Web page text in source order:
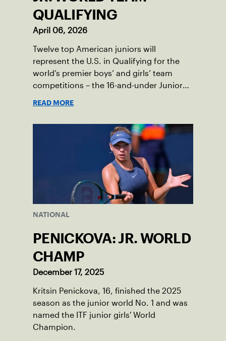
QUALIFYING
April 06, 2026
Twelve top American juniors will
represent the U.S. in Qualifying for the
world’s premier boys’ and girls’ team
competitions – the 16-and-under Junior
READ MORE
NATIONAL
PENICKOVA: JR. WORLD
CHAMP
December 17, 2025
Kritsin Penickova, 16, finished the 2025
season as the junior world No. 1 and was
named the ITF junior girls' World
Champion.